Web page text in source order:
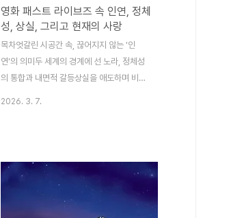
양심 사이의 치열한 사투를 대변합니다. 이
영화는 화려한 숫자의 향연 뒤에 가려진 인간
의 나약함과, 그 나약함을 파고드는 거대한
시스템의 비정함을..
영화 패스트 라이브즈 속 인연, 정체
성, 상실, 그리고 현재의 사랑
목차엇갈린 시공간 속, 끊어지지 않는 '인
연'의 의미두 세계의 경계에 선 노라, 정체성
의 통합과 내면적 갈등상실을 애도하며 비로
정체성, 선택이 남긴 궤적, 그리고 불가항력
적인 시간의 흐름 속에서 우리가 맺고 끊는
관계들에 대한 깊고 철학적인 통찰이 자리 잡
고 있습니다. 영화는 어린 시절 서울에서 단
2026. 3. 7.